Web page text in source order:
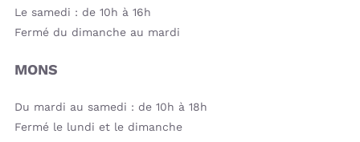
Le samedi : de 10h à 16h
Fermé du dimanche au mardi
MONS
Du mardi au samedi : de 10h à 18h
Fermé le lundi et le dimanche